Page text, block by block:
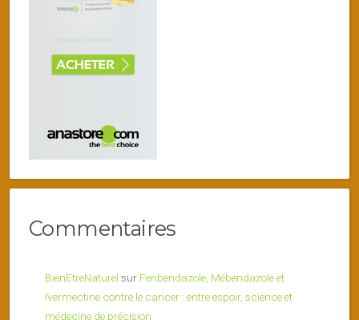
Commentaires
BienEtreNaturel sur Fenbendazole, Mébendazole et
Ivermectine contre le cancer : entre espoir, science et
médecine de précision